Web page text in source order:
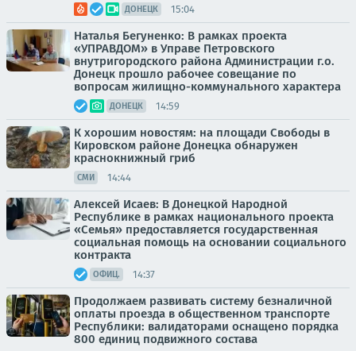
ДОНЕЦК 15:04
Наталья Бегуненко: В рамках проекта
«УПРАВДОМ» в Управе Петровского
внутригородского района Администрации г.о.
Донецк прошло рабочее совещание по
вопросам жилищно-коммунального характера
ДОНЕЦК 14:59
К хорошим новостям: на площади Свободы в
Кировском районе Донецка обнаружен
краснокнижный гриб
СМИ 14:44
Алексей Исаев: В Донецкой Народной
Республике в рамках национального проекта
«Семья» предоставляется государственная
социальная помощь на основании социального
контракта
ОФИЦ. 14:37
Продолжаем развивать систему безналичной
оплаты проезда в общественном транспорте
Республики: валидаторами оснащено порядка
800 единиц подвижного состава